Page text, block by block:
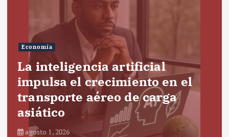
Economía
La inteligencia artificial
impulsa el crecimiento en el
transporte aéreo de carga
asiático
agosto 1, 2026